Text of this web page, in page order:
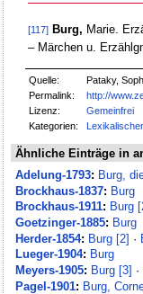
[117] Burg, Marie.
‒ Märchen u.
Quelle:
Pataky,
Permalink:
http://
Lizenz:
Gemeinfrei
Kategorien:
Ähnliche Einträge in
Adelung-1793: Burg,
Brockhaus-1837: Burg
Brockhaus-1911: Burg
Goetzinger-1885: Burg
Herder-1854: Burg [2] ·
Lueger-1904: Burg
Meyers-1905: Burg [3] ·
Pagel-1901: Burg,